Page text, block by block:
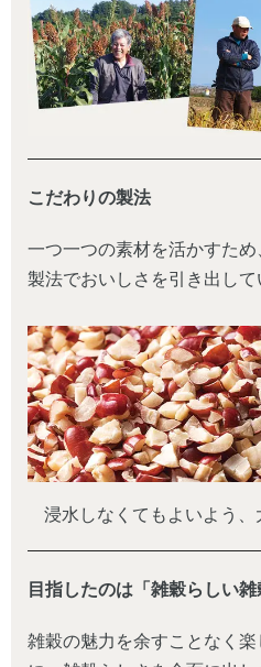
こだわりの製法
一つ一つの素材を活かすた
製法でおいしさを引き出して
浸水しなくてもよいよう
目指したのは「雑穀らしい雑
雑穀の魅力を余すことなく